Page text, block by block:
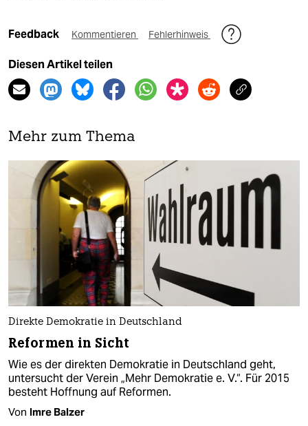
Feedback Kommentieren Fehlerhinweis
Diesen Artikel teilen
Mehr zum Thema
Direkte Demokratie in Deutschland
Reformen in Sicht
Wie es der direkten Demokratie in Deutschland geht,
untersucht der Verein „Mehr Demokratie e. V.“. Für 2015
besteht Hoffnung auf Reformen.
Von Imre Balzer